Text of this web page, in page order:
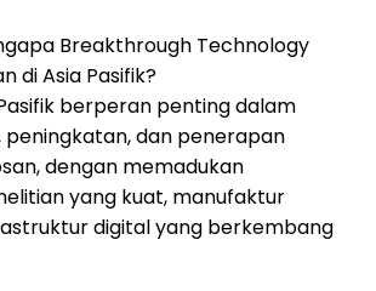
Breakthrough Technology
di Asia Pasifik?
berperan penting dalam
dan penerapan
dengan memadukan
yang kuat, manufaktur
digital yang berkembang